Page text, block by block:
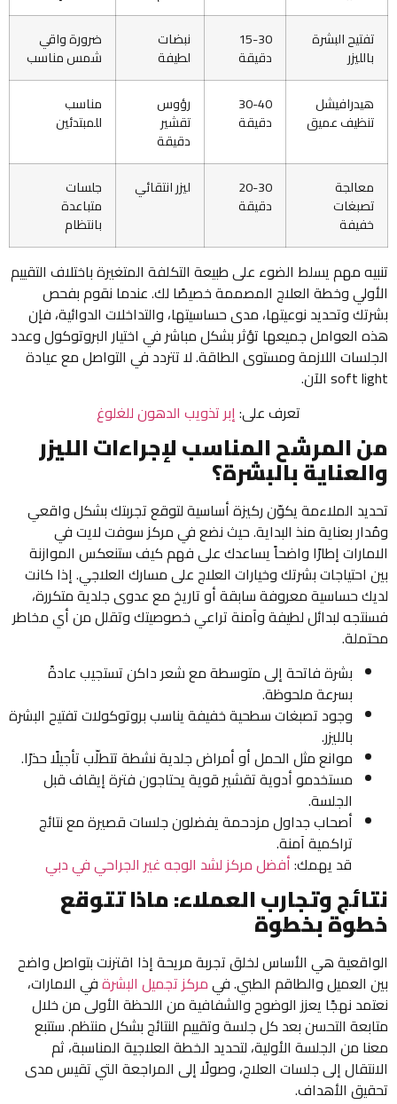
تفتيح البشرة
بالليزر
15-30
دقيقة
نبضات
لطيفة
ضرورة واقي
شمس مناسب
هيدرافيشل
تنظيف عميق
30-40
دقيقة
رؤوس
تقشير
دقيقة
مناسب
للمبتدئين
معالجة
تصبغات
خفيفة
20-30
دقيقة
ليزر انتقائي جلسات
متباعدة
بانتظام
تنبيه مهم يسلط الضوء على طبيعة التكلفة المتغيرة باختلاف التقييم
الأولي وخطة العلاج المصممة خصيصًا لك. عندما نقوم بفحص
بشرتك وتحديد نوعيتها، مدى حساسيتها، والتداخلات الدوائية، فإن
هذه العوامل جميعها تؤثر بشكل مباشر في اختيار البروتوكول وعدد
الجلسات اللازمة ومستوى الطاقة. لا تتردد في التواصل مع عيادة
soft light الآن.
تعرف على:إبر تذويب الدهون للغلوغ
من المرشح المناسب لإجراءات الليزر
والعناية بالبشرة؟
تحديد الملاءمة يكوّن ركيزة أساسية لتوقع تجربتك بشكل واقعي
ومُدار بعناية منذ البداية. حيث نضع في مركز سوفت لايت في
الامارات إطارًا واضحاً يساعدك على فهم كيف ستنعكس الموازنة
بين احتياجات بشرتك وخيارات العلاج على مسارك العلاجي. إذا كانت
لديك حساسية معروفة سابقة أو تاريخ مع عدوى جلدية متكررة،
فسنتجه لبدائل لطيفة وآمنة تراعي خصوصيتك وتقلل من أي مخاطر
محتملة.
بشرة فاتحة إلى متوسطة مع شعر داكن تستجيب عادةً
بسرعة ملحوظة.
وجود تصبغات سطحية خفيفة يناسب بروتوكولات تفتيح البشرة
بالليزر.
موانع مثل الحمل أو أمراض جلدية نشطة تتطلّب تأجيلًا حذرًا.
مستخدمو أدوية تقشير قوية يحتاجون فترة إيقاف قبل
الجلسة.
أصحاب جداول مزدحمة يفضلون جلسات قصيرة مع نتائج
تراكمية آمنة.
قد يهمك:أفضل مركز لشد الوجه غير الجراحي في دبي
نتائج وتجارب العملاء: ماذا تتوقع
خطوة بخطوة
الواقعية هي الأساس لخلق تجربة مريحة إذا اقترنت بتواصل واضح
بين العميل والطاقم الطبي. فيمركز تجميل البشرةفي الامارات،
نعتمد نهجًا يعزز الوضوح والشفافية من اللحظة الأولى من خلال
متابعة التحسن بعد كل جلسة وتقييم النتائج بشكل منتظم. ستتبع
معنا من الجلسة الأولية، لتحديد الخطة العلاجية المناسبة، ثم
الانتقال إلى جلسات العلاج، وصولًا إلى المراجعة التي تقيس مدى
تحقيق الأهداف.